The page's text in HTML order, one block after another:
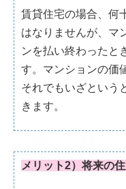
賃貸住宅の場合、何
はなりませんが、マ
ンを払い終わったと
す。マンションの価
それでもいざという
きます。
メリット2）将来の